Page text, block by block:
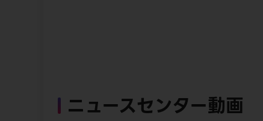
ニュースセンター動画